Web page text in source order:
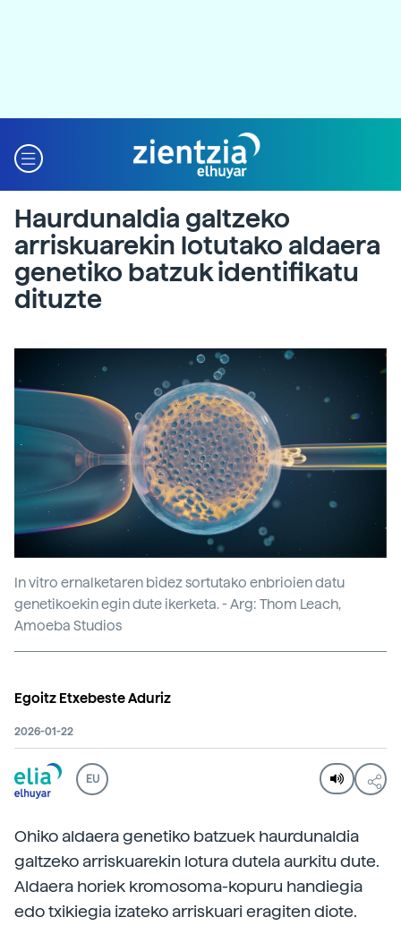
Haurdunaldia galtzeko
arriskuarekin lotutako aldaera
genetiko batzuk identifikatu
dituzte
In vitro ernalketaren bidez sortutako enbrioien datu
genetikoekin egin dute ikerketa. - Arg: Thom Leach,
Amoeba Studios
Egoitz Etxebeste Aduriz
2026-01-22
EU
Ohiko aldaera genetiko batzuek haurdunaldia
galtzeko arriskuarekin lotura dutela aurkitu dute.
Aldaera horiek kromosoma-kopuru handiegia
edo txikiegia izateko arriskuari eragiten diote.